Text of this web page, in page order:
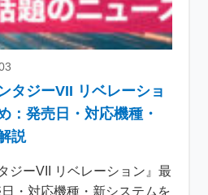
タジーVII リベレーショ
：発売日・対応機種・
説
ジーVII リベレーション』最
・対応機種・新システムを